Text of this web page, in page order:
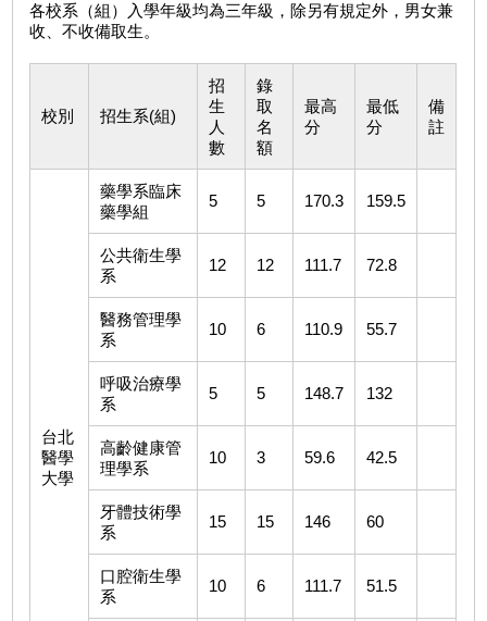
各校系（組）入學年級均為三年級，除另有規定外，男女兼
收、不收備取生。
校別 招生系(組)
招
生
人
數
錄
取
名
額
最高
分
最低
分
備
註
台北
醫學
大學
藥學系臨床
藥學組
5 5 170.3 159.5
公共衛生學
系
12 12 111.7 72.8
醫務管理學
系
10 6 110.9 55.7
呼吸治療學
系
5 5 148.7 132
高齡健康管
理學系
10 3 59.6 42.5
牙體技術學
系
15 15 146 60
口腔衛生學
系
10 6 111.7 51.5